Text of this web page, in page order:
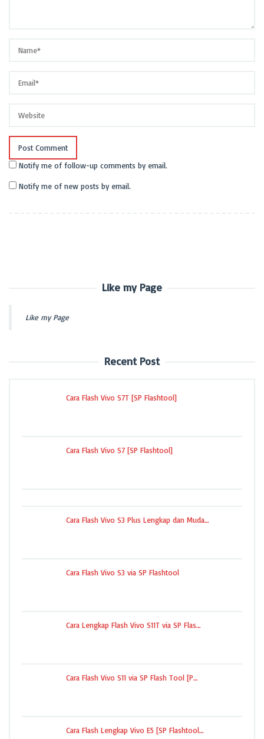
Notify me of follow-up comments by email.
Notify me of new posts by email.
Like my Page
Like my Page
Recent Post
Cara Flash Vivo S7T [SP Flashtool]
Cara Flash Vivo S7 [SP Flashtool]
Cara Flash Vivo S3 Plus Lengkap dan Muda…
Cara Flash Vivo S3 via SP Flashtool
Cara Lengkap Flash Vivo S11T via SP Flas…
Cara Flash Vivo S11 via SP Flash Tool [P…
Cara Flash Lengkap Vivo E5 [SP Flashtool…